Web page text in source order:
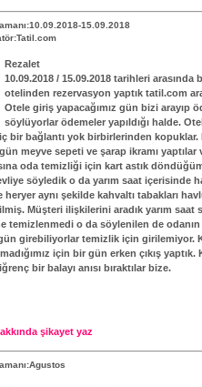
15.09.2018
Rezalet
10.09.2018 / 15.09.2018 tarihleri arasında
otelinden rezervasyon yaptık tatil.com
Otele giriş yapacağımız gün bizi arayıp
söylüyorlar ödemeler yapıldığı halde.
bir bağlantı yok birbirlerinden kopuklar.
gün meyve sepeti ve şarap ikramı
oda temizliği için kart astık
söyledik o da yarım saat içerisinde
heryer aynı şekilde kahvaltı tabakları
Müşteri ilişkilerini aradık yarım saat
temizlenmedi o da söylenilen de odanın
girebiliyorlar temizlik için girilemiyor.
için bir gün erken çıkış
bir balayı anısı bıraktılar bize.
şikayet yaz